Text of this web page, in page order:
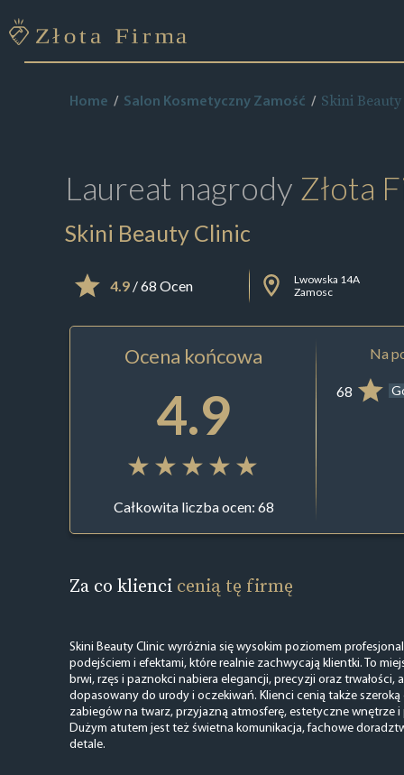
Home Salon Kosmetyczny Zamość Skini
Laureat nagrody Złota
Skini Beauty Clinic
4.9/ 68 Ocen
Lwowska 14A
Zamosc
Ocena końcowa
4.9
Całkowita liczba ocen: 68
Na
68
Za co klienci cenią tę firmę
Skini Beauty Clinic wyróżnia się wysokim poziomem
podejściem i efektami, które realnie zachwycają klientki. To
brwi, rzęs i paznokci nabiera elegancji, precyzji oraz trwałości,
dopasowany do urody i oczekiwań. Klienci cenią także
zabiegów na twarz, przyjazną atmosferę, estetyczne wnętrze i
Dużym atutem jest też świetna komunikacja, fachowe
detale.